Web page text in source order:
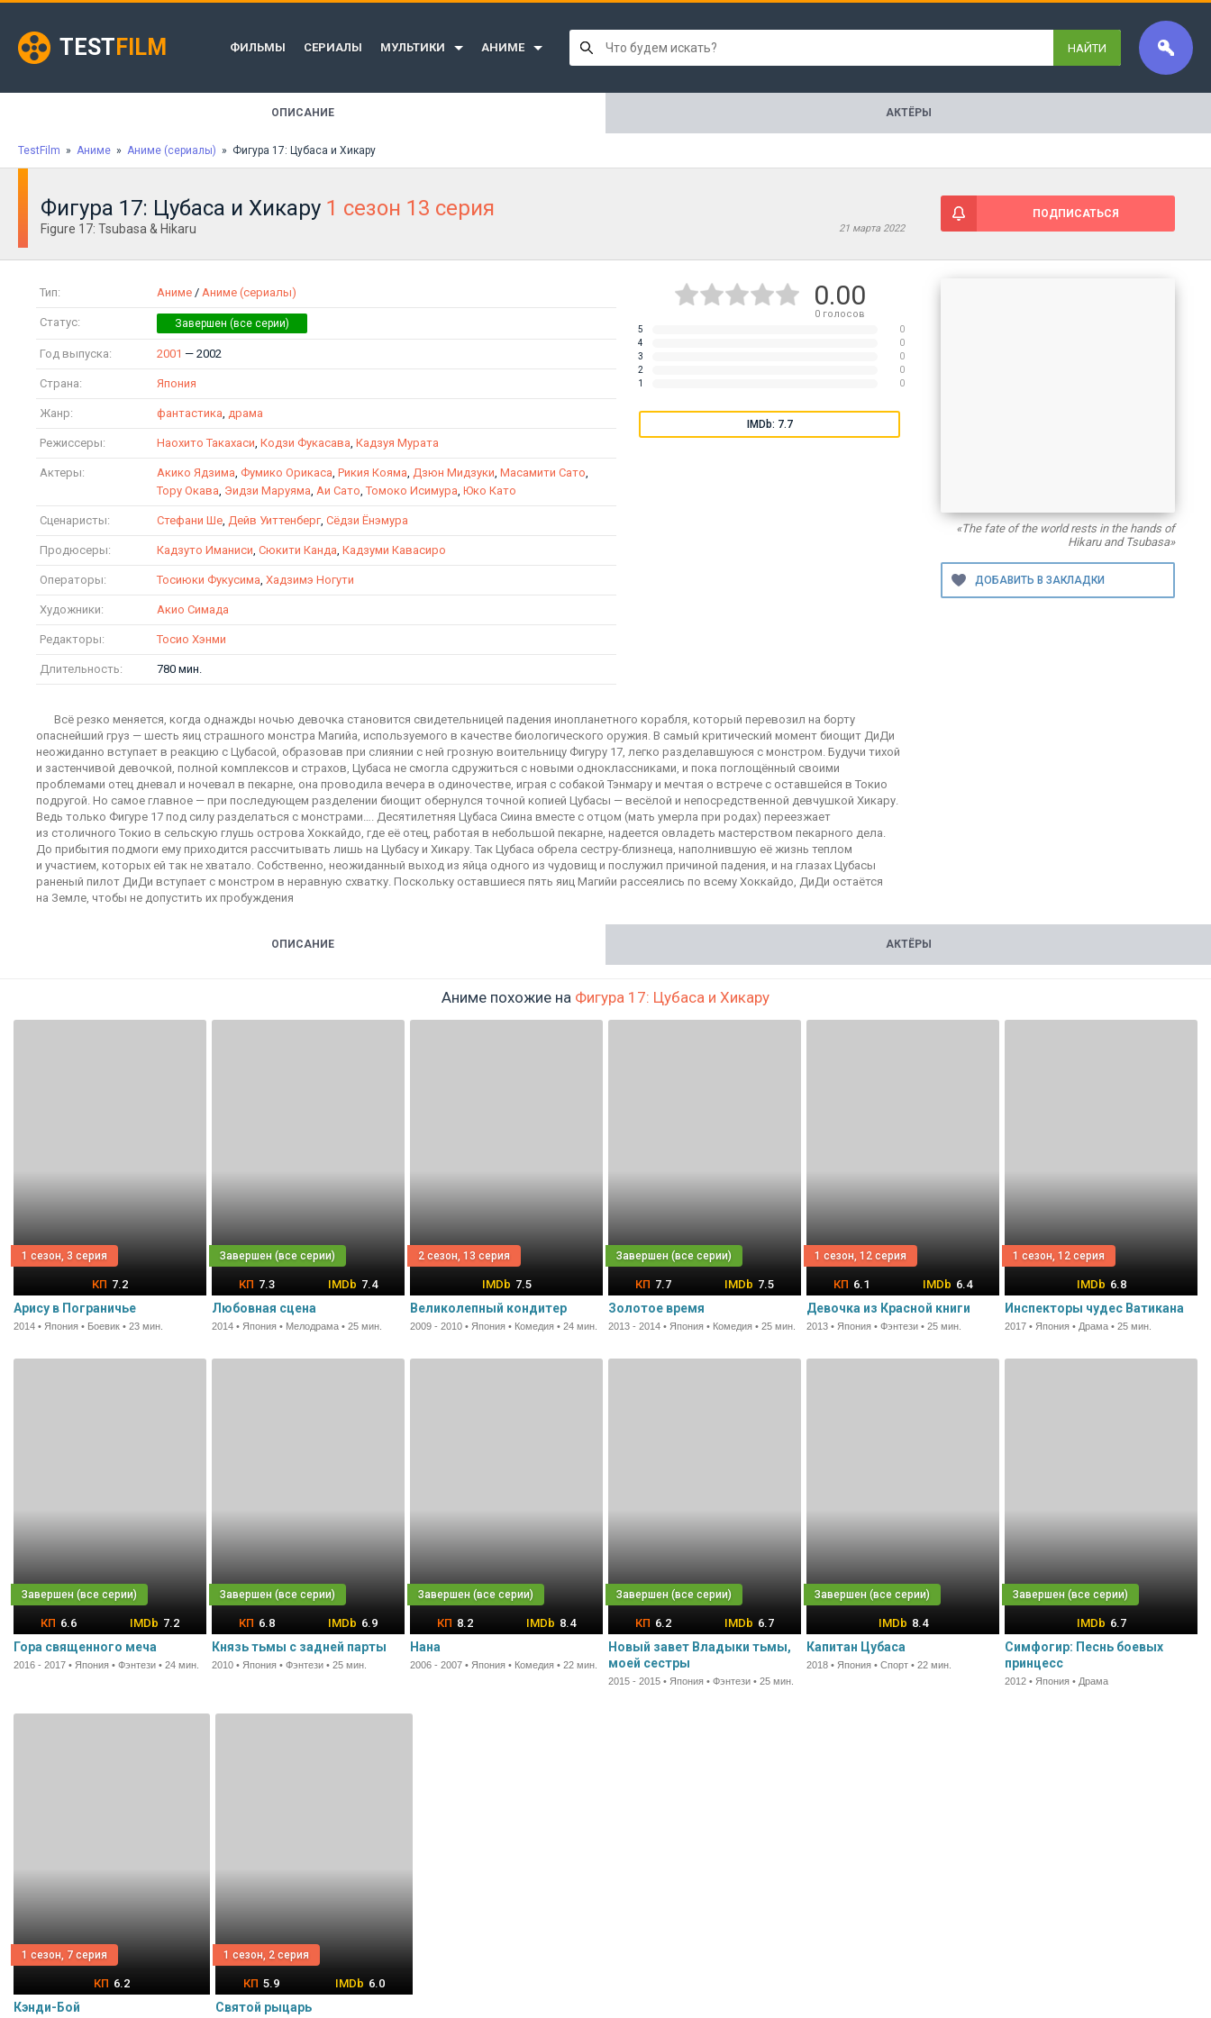
TEST FILM ФИЛЬМЫ СЕРИАЛЫ МУЛЬТИКИ АНИМЕ НАЙТИ
ОПИСАНИЕ АКТЁРЫ
TestFilm » Аниме » Аниме (сериалы) » Фигура 17: Цубаса и Хикару
Фигура 17: Цубаса и Хикару 1 сезон 13 серия
Figure 17: Tsubasa & Hikaru 21 марта 2022
ПОДПИСАТЬСЯ
Тип: Аниме / Аниме (сериалы)
Статус:
Год выпуска: 2001 — 2002
Страна: Япония
Жанр: фантастика, драма
Режиссеры: Наохито Такахаси, Кодзи Фукасава, Кадзуя Мурата
Актеры: Акико Ядзима, Фумико Орикаса, Рикия Кояма, Дзюн Мидзуки, Масамити Сато,
Тору Окава, Эидзи Маруяма, Аи Сато,Томоко Исимура, Юко Като
Сценаристы: Стефани Ше, Дейв Уиттенберг, Сёдзи Ёнэмура
Продюсеры: Кадзуто Иманиси, Сюкити Канда, Кадзуми Кавасиро
Операторы: Тосиюки Фукусима, Хадзимэ Ногути
Художники: Акио Симада
Редакторы: Тосио Хэнми
Длительность: 780 мин.
0.00
0голосов
5
0
4
0
3
0
2
0
1
0
IMDb: 7.7
Всё резко меняется, когда однажды ночью девочка становится свидетельницей падения инопланетного корабля, который перевозил на борту
опаснейший груз — шесть яиц страшного монстра Магийа, используемого в качестве биологического оружия. В самый критический момент биощит ДиДи
неожиданно вступает в реакцию с Цубасой, образовав при слиянии с ней грозную воительницу Фигуру 17, легко разделавшуюся с монстром. Будучи тихой
и застенчивой девочкой, полной комплексов и страхов, Цубаса не смогла сдружиться с новыми одноклассниками, и пока поглощённый своими
проблемами отец дневал и ночевал в пекарне, она проводила вечера в одиночестве, играя с собакой Тэнмару и мечтая о встрече с оставшейся в Токио
подругой. Но самое главное — при последующем разделении биощит обернулся точной копией Цубасы — весёлой и непосредственной девчушкой Хикару.
Ведь только Фигуре 17 под силу разделаться с монстрами…. Десятилетняя Цубаса Сиина вместе с отцом (мать умерла при родах) переезжает
из столичного Токио в сельскую глушь острова Хоккайдо, где её отец, работая в небольшой пекарне, надеется овладеть мастерством пекарного дела.
До прибытия подмоги ему приходится рассчитывать лишь на Цубасу и Хикару. Так Цубаса обрела сестру-близнеца, наполнившую её жизнь теплом
и участием, которых ей так не хватало. Собственно, неожиданный выход из яйца одного из чудовищ и послужил причиной падения, и на глазах Цубасы
раненый пилот ДиДи вступает с монстром в неравную схватку. Поскольку оставшиеся пять яиц Магийи рассеялись по всему Хоккайдо, ДиДи остаётся
на Земле, чтобы не допустить их пробуждения
«The fate of the world rests in the hands of
Hikaru and Tsubasa»
ОПИСАНИЕ АКТЁРЫ
Аниме похожие на Фигура 17: Цубаса и Хикару
1 сезон, 3 серия
7.2
Арису в Пограничье
2014 • Япония • Боевик • 23 мин.
7.3 7.4
Любовная сцена
2014 • Япония • Мелодрама • 25 мин.
2 сезон, 13 серия
7.5
Великолепный кондитер
2009 - 2010 • Япония • Комедия • 24 мин.
7.7 7.5
Золотое время
2013 - 2014 • Япония • Комедия • 25 мин.
1 сезон, 12 серия
6.1 6.4
Девочка из Красной книги
2013 • Япония • Фэнтези • 25 мин.
1 сезон, 12 серия
6.8
Инспекторы чудес Ватикана
2017 • Япония • Драма • 25 мин.
6.6 7.2
Гора священного меча
2016 - 2017 • Япония • Фэнтези • 24 мин.
6.8 6.9
Князь тьмы с задней парты
2010 • Япония • Фэнтези • 25 мин.
8.2 8.4
Нана
2006 - 2007 • Япония • Комедия • 22 мин.
6.2 6.7
Новый завет Владыки тьмы,
моей сестры
2015 - 2015 • Япония • Фэнтези • 25 мин.
8.4
Капитан Цубаса
2018 • Япония • Спорт • 22 мин.
6.7
Симфогир: Песнь боевых
принцесс
2012 • Япония • Драма
1 сезон, 7 серия
6.2
Кэнди-Бой
1 сезон, 2 серия
5.9 6.0
Святой рыцарь